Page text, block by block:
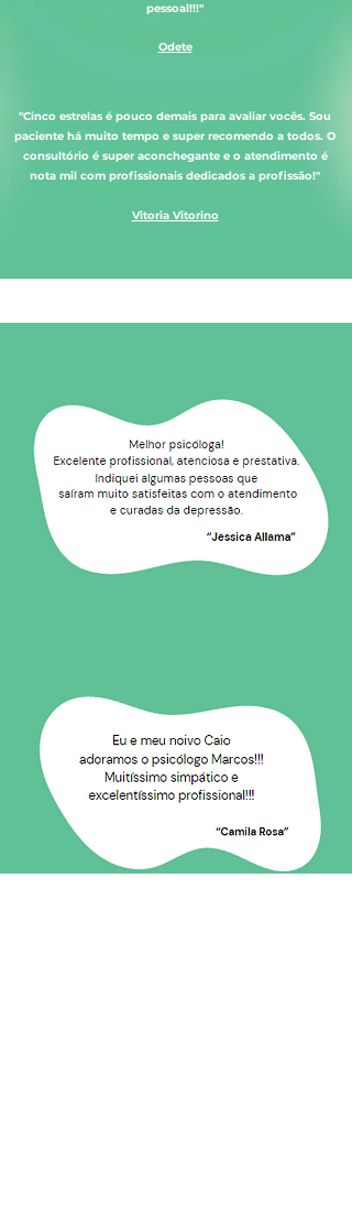
pessoal!!!"
Odete
"Cinco estrelas é pouco demais para avaliar vocês. Sou
paciente há muito tempo e super recomendo a todos. O
consultório é super aconchegante e o atendimento é
nota mil com profissionais dedicados a profissão!"
Vitoria Vitorino